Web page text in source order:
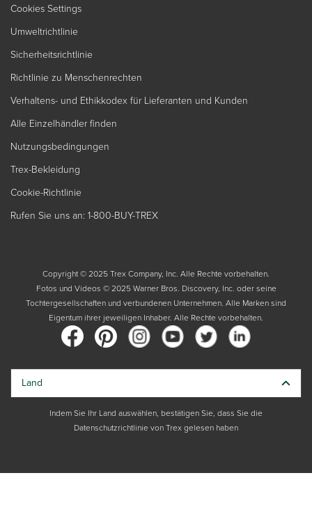
Cookies Settings
Umweltrichtlinie
Sicherheitsrichtlinie
Richtlinie zu Menschenrechten
Verhaltens- und Ethikkodex für Lieferanten und Kunden
Alle Einzelhändler finden
Nutzungsbedingungen
Trex-Bekleidung
Cookie-Richtlinie
Rufen Sie uns an: 1-800-BUY-TREX
Copyright © 2025 Trex Company, Inc. Alle Rechte vorbehalten.
Fotos und Videos © 2025 Warner Bros. Discovery, Inc. oder seine
Tochtergesellschaften und verbundenen Unternehmen. Alle Marken sind
Eigentum ihrer jeweiligen Inhaber. Alle Rechte vorbehalten.
Land
Indem Sie Ihr Land auswählen, bestätigen Sie, dass Sie die
Datenschutzrichtlinie von Trex gelesen haben